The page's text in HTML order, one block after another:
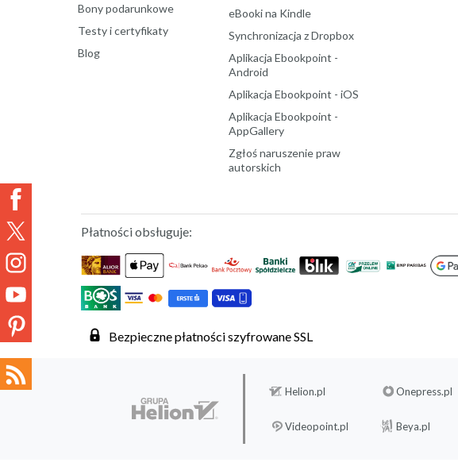
Bony podarunkowe
Testy i certyfikaty
Blog
eBooki na Kindle
Synchronizacja z Dropbox
Aplikacja Ebookpoint -
Android
Aplikacja Ebookpoint - iOS
Aplikacja Ebookpoint -
AppGallery
Zgłoś naruszenie praw
autorskich
Płatności obsługuje:
Bezpieczne płatności szyfrowane SSL
Helion.pl Onepress.pl
Videopoint.pl Beya.pl